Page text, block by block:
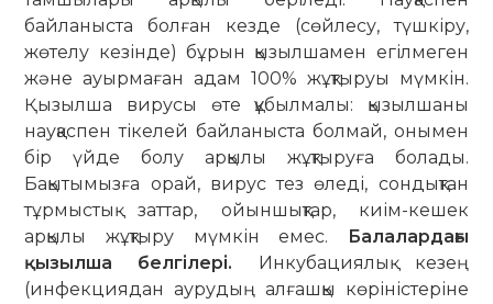
байланыста болған кезде (сөйлесу, түшкіру,
жөтелу кезінде) бұрын қызылшамен егілмеген
және ауырмаған адам 100% жұқтыруы мүмкін.
Қызылша вирусы өте құбылмалы: қызылшаны
науқаспен тікелей байланыста болмай, онымен
бір үйде болу арқылы жұқтыруға болады.
Бақытымызға орай, вирус тез өледі, сондықтан
тұрмыстық заттар, ойыншықтар, киім-кешек
арқылы жұқтыру мүмкін емес.
Балалардағы
қызылша белгілері. Инкубациялық кезең
(инфекциядан аурудың алғашқы көріністеріне